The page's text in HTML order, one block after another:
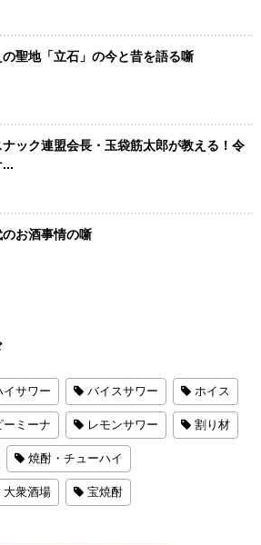
聖地「立石」の今と昔を語る噺
ック連盟会長・玉袋筋太郎が教える！令
お酒事情の噺
イサワー バイスサワー ホイス
ーミーナ レモンサワー 割り材
焼酎・チューハイ
大衆酒場 宝焼酎